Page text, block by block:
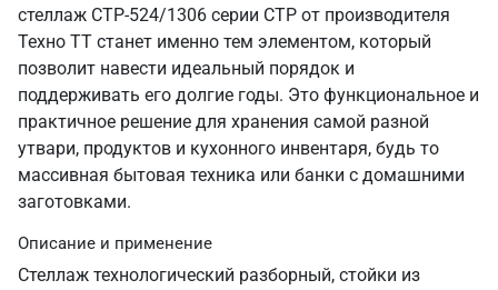
стеллаж СТР-524/1306 серии СТР от производителя
Техно ТТ станет именно тем элементом, который
позволит навести идеальный порядок и
поддерживать его долгие годы. Это функциональное и
практичное решение для хранения самой разной
утвари, продуктов и кухонного инвентаря, будь то
массивная бытовая техника или банки с домашними
заготовками.
Описание и применение
Стеллаж технологический разборный, стойки из